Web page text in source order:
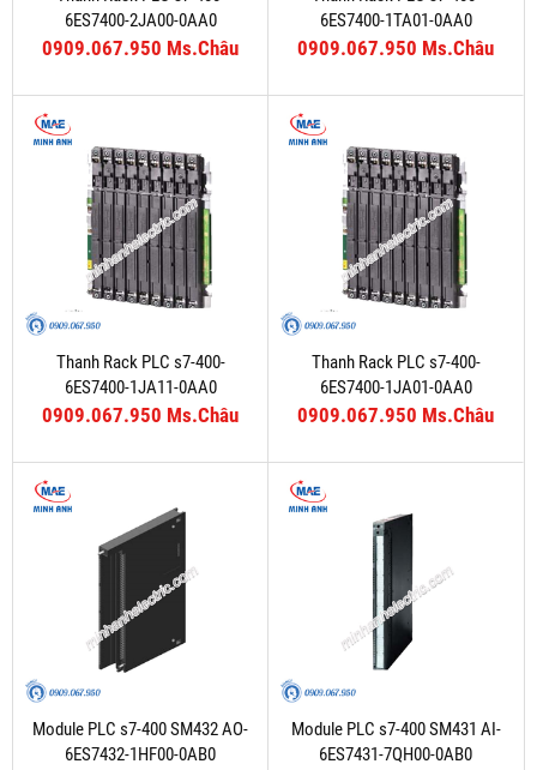
6ES7400-2JA00-0AA0
0909.067.950 Ms.Châu
6ES7400-1TA01-0AA0
0909.067.950 Ms.Châu
Thanh Rack PLC s7-400-
6ES7400-1JA11-0AA0
0909.067.950 Ms.Châu
Thanh Rack PLC s7-400-
6ES7400-1JA01-0AA0
0909.067.950 Ms.Châu
Module PLC s7-400 SM432 AO-
6ES7432-1HF00-0AB0
Module PLC s7-400 SM431 AI-
6ES7431-7QH00-0AB0